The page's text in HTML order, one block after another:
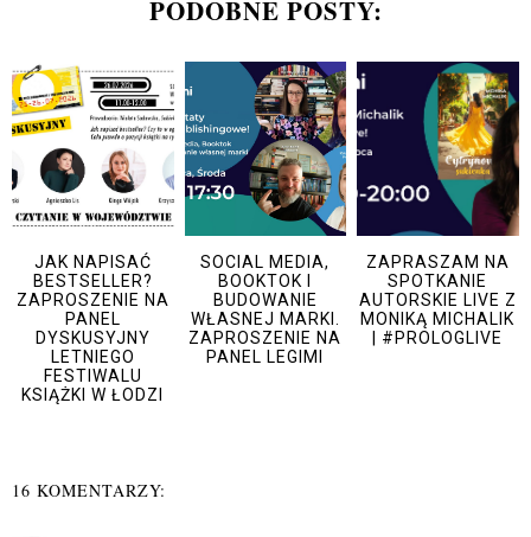
PODOBNE POSTY:
JAK NAPISAĆ
BESTSELLER?
ZAPROSZENIE NA
PANEL
DYSKUSYJNY
LETNIEGO
FESTIWALU
KSIĄŻKI W ŁODZI
SOCIAL MEDIA,
BOOKTOK I
BUDOWANIE
WŁASNEJ MARKI.
ZAPROSZENIE NA
PANEL LEGIMI
ZAPRASZAM NA
SPOTKANIE
AUTORSKIE LIVE Z
MONIKĄ MICHALIK
| #PROLOGLIVE
16 KOMENTARZY: